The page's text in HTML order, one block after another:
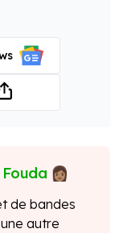
de bandes
autre